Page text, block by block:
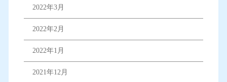
2022年3月
2022年2月
2022年1月
2021年12月